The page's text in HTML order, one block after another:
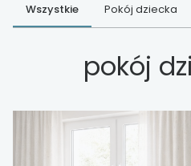
Wszystkie Pokój dziecka
pokój